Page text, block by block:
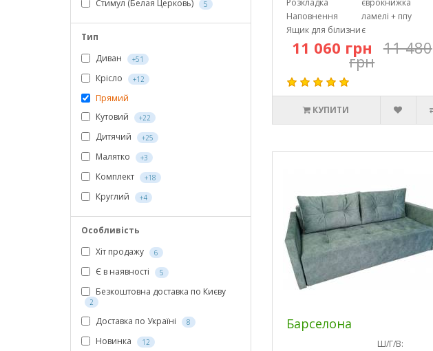
Стимул (Белая Церковь) 5
Тип
Диван
+51
Крісло +12
Прямий
Кутовий
+22
Дитячий +25
Малятко +3
Комплект +18
Круглий +4
Особливість
Хіт продажу
6
Є в наявності 5
Безкоштовна доставка по Києву
2
Доставка по Україні 8
Новинка 12
Розкладка
єврокнижка
Наповнення
ламелі + ппу
Ящик для білизниє
11 060 грн 11 480
грн
КУПИТИ
Барселона
Ш/Г/В: